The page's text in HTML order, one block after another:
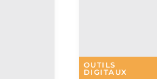
OUTILS
DIGITAUX